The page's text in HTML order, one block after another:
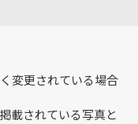
変更されている場合
載されている写真と